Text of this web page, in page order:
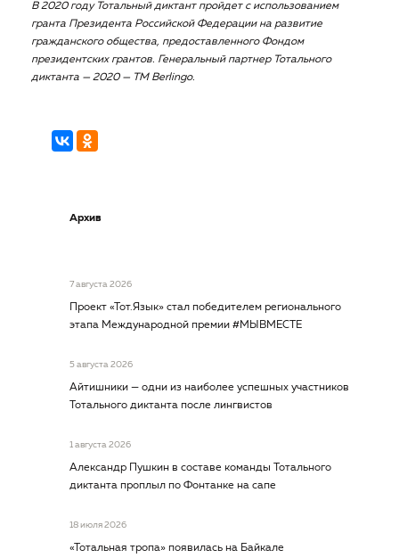
В 2020 году Тотальный диктант пройдет с использованием
гранта Президента Российской Федерации на развитие
гражданского общества, предоставленного Фондом
президентских грантов. Генеральный партнер Тотального
диктанта — 2020 — TM Berlingo.
Архив
7 августа 2026
Проект «Тот.Язык» стал победителем регионального
этапа Международной премии #МЫВМЕСТЕ
5 августа 2026
Айтишники — одни из наиболее успешных участников
Тотального диктанта после лингвистов
1 августа 2026
Александр Пушкин в составе команды Тотального
диктанта проплыл по Фонтанке на сапе
18 июля 2026
«Тотальная тропа» появилась на Байкале